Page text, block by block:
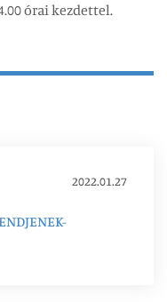
órai kezdettel.
2022.01.27